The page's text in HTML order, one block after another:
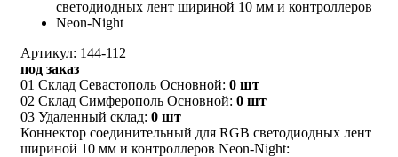
Артикул: 144-112
под заказ
01 Склад Севастополь Основной: 0 шт
02 Склад Симферополь Основной: 0 шт
03 Удаленный склад: 0 шт
Коннектор соединительный для RGB светодиодных лент
шириной 10 мм и контроллеров Neon-Night: